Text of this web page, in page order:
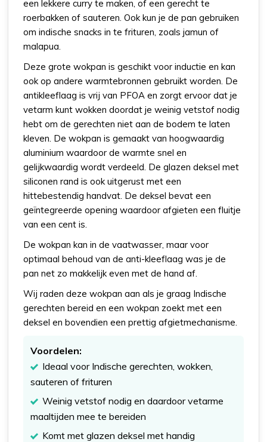
een lekkere curry te maken, of een gerecht te
roerbakken of sauteren. Ook kun je de pan gebruiken
om indische snacks in te frituren, zoals jamun of
malapua.
Deze grote wokpan is geschikt voor inductie en kan
ook op andere warmtebronnen gebruikt worden. De
antikleeflaag is vrij van PFOA en zorgt ervoor dat je
vetarm kunt wokken doordat je weinig vetstof nodig
hebt om de gerechten niet aan de bodem te laten
kleven. De wokpan is gemaakt van hoogwaardig
aluminium waardoor de warmte snel en
gelijkwaardig wordt verdeeld. De glazen deksel met
siliconen rand is ook uitgerust met een
hittebestendig handvat. De deksel bevat een
geïntegreerde opening waardoor afgieten een fluitje
van een cent is.
De wokpan kan in de vaatwasser, maar voor
optimaal behoud van de anti-kleeflaag was je de
pan net zo makkelijk even met de hand af.
Wij raden deze wokpan aan als je graag Indische
gerechten bereid en een wokpan zoekt met een
deksel en bovendien een prettig afgietmechanisme.
Voordelen:
Ideaal voor Indische gerechten, wokken,
sauteren of frituren
Weinig vetstof nodig en daardoor vetarme
maaltijden mee te bereiden
Komt met glazen deksel met handig